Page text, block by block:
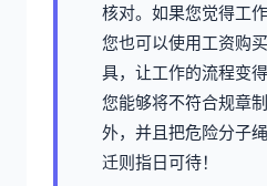
核对。如果您觉得工
您也可以使用工资购
具，让工作的流程变
您能够将不符合规章
外，并且把危险分子
迁则指日可待！